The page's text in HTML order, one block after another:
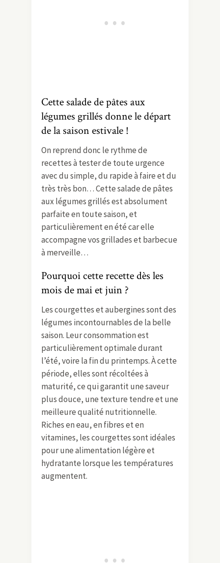
Cette salade de pâtes aux
légumes grillés donne le départ
de la saison estivale !
On reprend donc le rythme de
recettes à tester de toute urgence
avec du simple, du rapide à faire et du
très très bon… Cette salade de pâtes
aux légumes grillés est absolument
parfaite en toute saison, et
particulièrement en été car elle
accompagne vos grillades et barbecue
à merveille…
Pourquoi cette recette dès les
mois de mai et juin ?
Les courgettes et aubergines sont des
légumes incontournables de la belle
saison. Leur consommation est
particulièrement optimale durant
l’été, voire la fin du printemps. À cette
période, elles sont récoltées à
maturité, ce qui garantit une saveur
plus douce, une texture tendre et une
meilleure qualité nutritionnelle.
Riches en eau, en fibres et en
vitamines, les courgettes sont idéales
pour une alimentation légère et
hydratante lorsque les températures
augmentent.